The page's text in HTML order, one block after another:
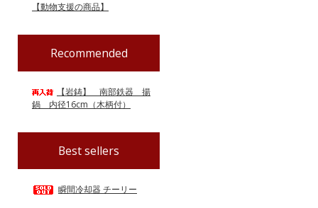
【動物支援の商品】
Recommended
【岩鋳】 南部鉄器 揚
鍋 内径16cm（木柄付）
Best sellers
瞬間冷却器 チーリー